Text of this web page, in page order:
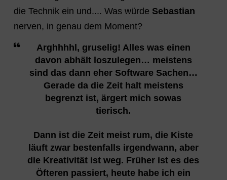
die Technik ein und.... Was würde Sebastian
nerven, in genau dem Moment?
Arghhhhl, gruselig! Alles was einen
davon abhält loszulegen… meistens
sind das dann eher Software Sachen…
Gerade da die Zeit halt meistens
begrenzt ist, ärgert mich sowas
tierisch.
Dann ist die Zeit meist rum, die Kiste
läuft zwar bestenfalls irgendwann, aber
die Kreativität ist weg. Früher ist es des
Öfteren passiert, heute habe ich ein